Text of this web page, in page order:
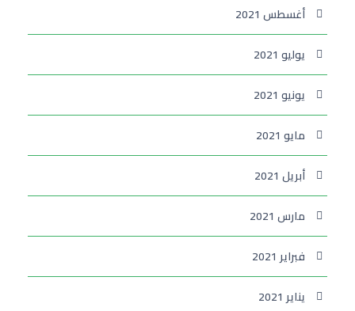
أغسطس 2021
يوليو 2021
يونيو 2021
مايو 2021
أبريل 2021
مارس 2021
فبراير 2021
يناير 2021